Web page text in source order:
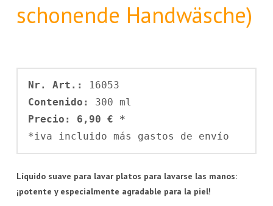
schonende Handwäsche)
Nr. Art.:
Contenido:
Precio: 6,90 € *
*iva incluido más gastos de envío
Líquido suave para lavar platos para lavarse las manos:
¡potente y especialmente agradable para la piel!